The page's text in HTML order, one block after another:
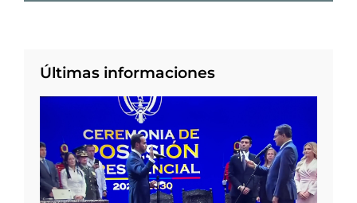
Últimas informaciones